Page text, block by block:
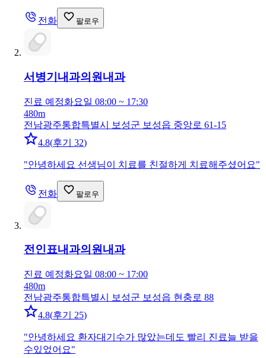
전화 팔로우
서병기내과의원 내과
진료 예정화요일 08:00 ~ 17:30
480m
전남광주통합특별시 보성군 보성읍 중앙로 61-15
4.8(후기 32)
"안녕하세요 선생님이 치료를 친절하게 치료해주셨어요"
전화 팔로우
전인표내과의원내과
진료 예정화요일 08:00 ~ 17:00
480m
전남광주통합특별시 보성군 보성읍 현충로 88
4.8(후기 25)
"안녕하세요 환자대기수가 많았는데도 빨리 진료늘 받을
수있었어요"